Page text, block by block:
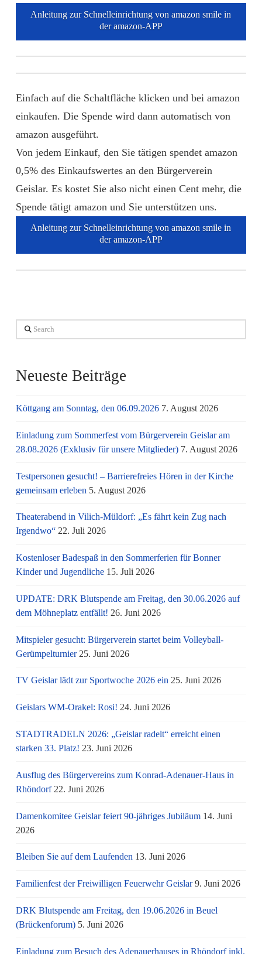
Anleitung zur Schnelleinrichtung von amazon smile in
der amazon-APP
Einfach auf die Schaltfläche klicken und bei amazon
einkaufen. Die Spende wird dann automatisch von
amazon ausgeführt.
Von jedem Einkauf, den Sie tätigen spendet amazon
0,5% des Einkaufswertes an den Bürgerverein
Geislar. Es kostet Sie also nicht einen Cent mehr, die
Spende tätigt amazon und Sie unterstützen uns.
Anleitung zur Schnelleinrichtung von amazon smile in
der amazon-APP
Search
Neueste Beiträge
Köttgang am Sonntag, den 06.09.2026 7. August 2026
Einladung zum Sommerfest vom Bürgerverein Geislar am
28.08.2026 (Exklusiv für unsere Mitglieder) 7. August 2026
Testpersonen gesucht! – Barrierefreies Hören in der Kirche
gemeinsam erleben 5. August 2026
Theaterabend in Vilich-Müldorf: „Es fährt kein Zug nach
Irgendwo“ 22. Juli 2026
Kostenloser Badespaß in den Sommerferien für Bonner
Kinder und Jugendliche 15. Juli 2026
UPDATE: DRK Blutspende am Freitag, den 30.06.2026 auf
dem Möhneplatz entfällt! 26. Juni 2026
Mitspieler gesucht: Bürgerverein startet beim Volleyball-
Gerümpelturnier 25. Juni 2026
TV Geislar lädt zur Sportwoche 2026 ein 25. Juni 2026
Geislars WM-Orakel: Rosi! 24. Juni 2026
STADTRADELN 2026: „Geislar radelt“ erreicht einen
starken 33. Platz! 23. Juni 2026
Ausflug des Bürgervereins zum Konrad-Adenauer-Haus in
Rhöndorf 22. Juni 2026
Damenkomitee Geislar feiert 90-jähriges Jubiläum 14. Juni
2026
Bleiben Sie auf dem Laufenden 13. Juni 2026
Familienfest der Freiwilligen Feuerwehr Geislar 9. Juni 2026
DRK Blutspende am Freitag, den 19.06.2026 in Beuel
(Brückenforum) 5. Juni 2026
Einladung zum Besuch des Adenauerhauses in Rhöndorf inkl.